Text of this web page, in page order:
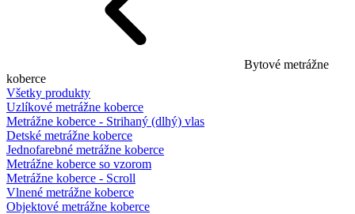
Bytové metrážne
koberce
Všetky produkty
Uzlíkové metrážne koberce
Metrážne koberce - Strihaný (dlhý) vlas
Detské metrážne koberce
Jednofarebné metrážne koberce
Metrážne koberce so vzorom
Metrážne koberce - Scroll
Vlnené metrážne koberce
Objektové metrážne koberce